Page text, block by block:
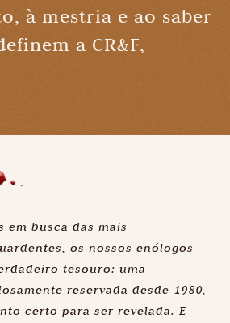
à mestria e ao saber
a CR&F,
em busca das mais
os nossos enólogos
tesouro: uma
reservada desde 1980,
certo para ser revelada. E